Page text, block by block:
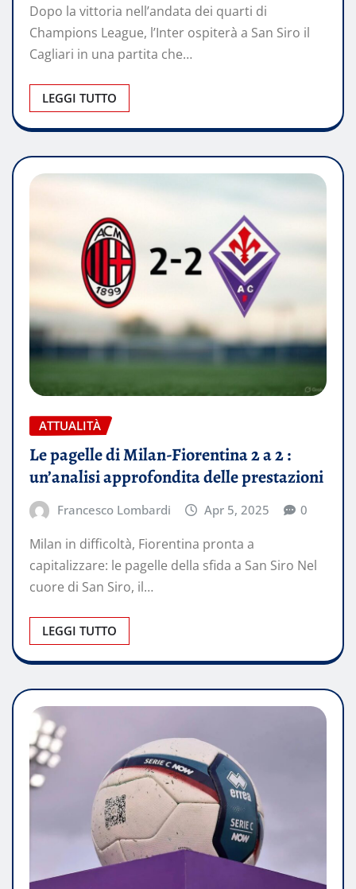
Dopo la vittoria nell’andata dei quarti di
Champions League, l’Inter ospiterà a San Siro il
Cagliari in una partita che…
LEGGI TUTTO
ATTUALITÀ
Le pagelle di Milan-Fiorentina 2 a 2 :
un’analisi approfondita delle prestazioni
Francesco Lombardi Apr 5, 2025 0
Milan in difficoltà, Fiorentina pronta a
capitalizzare: le pagelle della sfida a San Siro Nel
cuore di San Siro, il…
LEGGI TUTTO